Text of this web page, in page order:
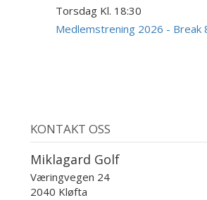
Torsdag Kl. 18:30
Medlemstrening 2026 - Break
KONTAKT OSS
Miklagard Golf
Væringvegen 24
2040 Kløfta